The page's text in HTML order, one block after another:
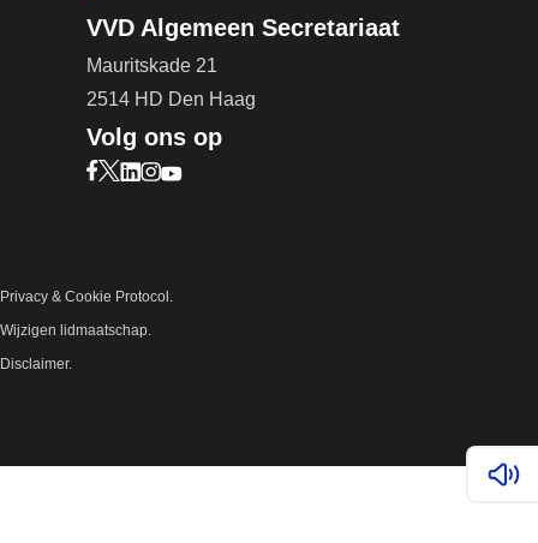
Lees
VVD Algemeen Secretariaat
Mauritskade 21
2514 HD Den Haag
Volg ons op
Bezoek onze Facebook pagina (opent in nieuw
Bezoek onze X pagina (opent in nieuw tabblad)
Bezoek onze LinkedIn pagina (opent in nieuw
Bezoek onze Instagram pagina (opent in
Bezoek onze YouTube pagina (opent in
Privacy & Cookie Protocol.
Wijzigen lidmaatschap.
Disclaimer.